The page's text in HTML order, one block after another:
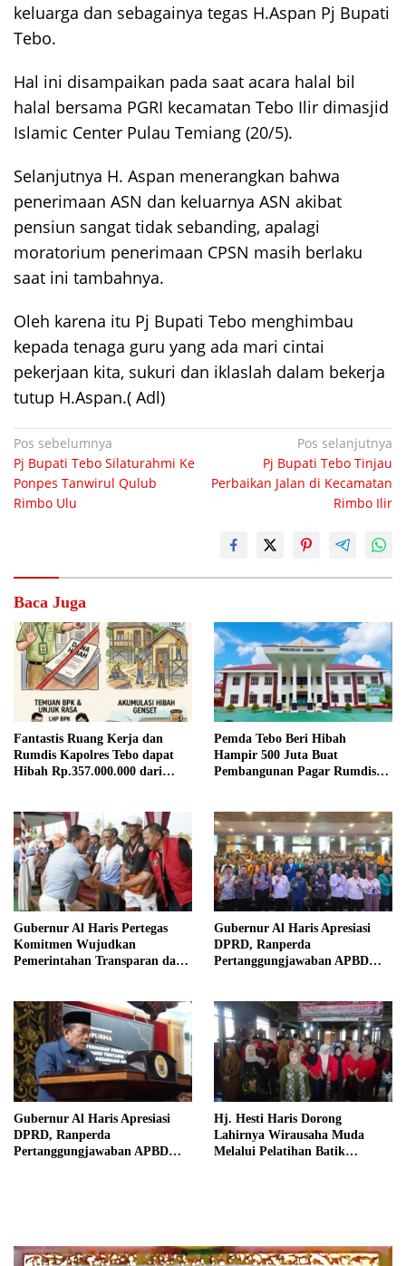
keluarga dan sebagainya tegas H.Aspan Pj Bupati
Tebo.
Hal ini disampaikan pada saat acara halal bil
halal bersama PGRI kecamatan Tebo Ilir dimasjid
Islamic Center Pulau Temiang (20/5).
Selanjutnya H. Aspan menerangkan bahwa
penerimaan ASN dan keluarnya ASN akibat
pensiun sangat tidak sebanding, apalagi
moratorium penerimaan CPSN masih berlaku
saat ini tambahnya.
Oleh karena itu Pj Bupati Tebo menghimbau
kepada tenaga guru yang ada mari cintai
pekerjaan kita, sukuri dan iklaslah dalam bekerja
tutup H.Aspan.( Adl)
Navigasi
pos
Pos sebelumnya
Pj Bupati Tebo Silaturahmi Ke
Ponpes Tanwirul Qulub
Rimbo Ulu
Pos selanjutnya
Pj Bupati Tebo Tinjau
Perbaikan Jalan di Kecamatan
Rimbo Ilir
Baca Juga
Fantastis Ruang Kerja dan
Rumdis Kapolres Tebo dapat
Hibah Rp.357.000.000 dari
Pemda Tebo Beri Hibah
Hampir 500 Juta Buat
Pembangunan Pagar Rumdis
Gubernur Al Haris Pertegas
Komitmen Wujudkan
Pemerintahan Transparan dan
Gubernur Al Haris Apresiasi
DPRD, Ranperda
Pertanggungjawaban APBD
Gubernur Al Haris Apresiasi
DPRD, Ranperda
Pertanggungjawaban APBD
Hj. Hesti Haris Dorong
Lahirnya Wirausaha Muda
Melalui Pelatihan Batik